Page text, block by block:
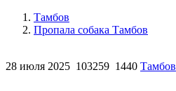
Тамбов
Пропала собака Тамбов
28 июля 2025 103259 1440 Тамбов